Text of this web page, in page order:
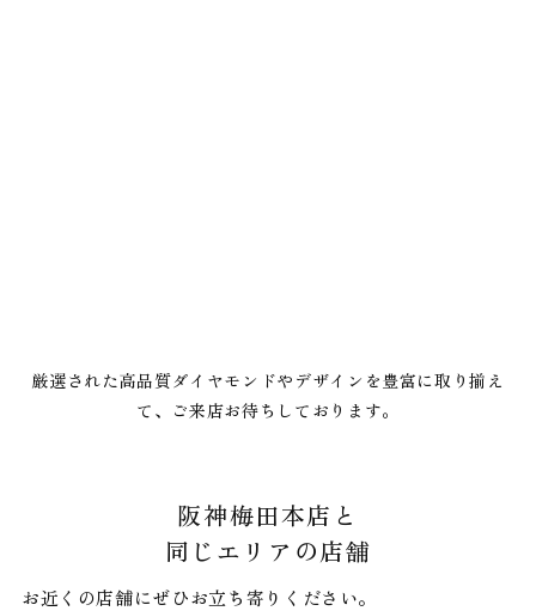
厳選された高品質ダイヤモンドやデザインを豊富に取り揃え
て、ご来店お待ちしております。
阪神梅田本店と
同じエリアの店舗
お近くの店舗にぜひお立ち寄りください。